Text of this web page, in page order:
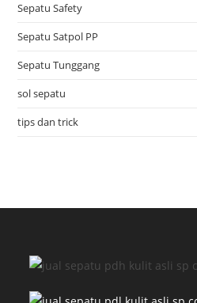
Sepatu Safety
Sepatu Satpol PP
Sepatu Tunggang
sol sepatu
tips dan trick